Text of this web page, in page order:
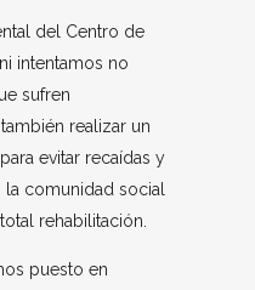
del Centro de
intentamos no
sufren
realizar un
evitar recaídas y
comunidad social
rehabilitación.
puesto en